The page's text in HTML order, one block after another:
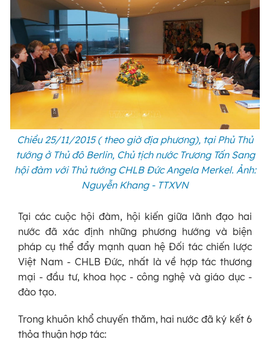
Chiều 25/11/2015 ( theo giờ địa phương), tại Phủ Thủ
tướng ở Thủ đô Berlin, Chủ tịch nước Trương Tấn Sang
hội đàm với Thủ tướng CHLB Đức Angela Merkel. Ảnh:
Nguyễn Khang - TTXVN
Tại các cuộc hội đàm, hội kiến giữa lãnh đạo hai
nước đã xác định những phương hướng và biện
pháp cụ thể đẩy mạnh quan hệ Đối tác chiến lược
Việt Nam - CHLB Đức, nhất là về hợp tác thương
mại - đầu tư, khoa học - công nghệ và giáo dục -
đào tạo.
Trong khuôn khổ chuyến thăm, hai nước đã ký kết 6
thỏa thuận hợp tác: